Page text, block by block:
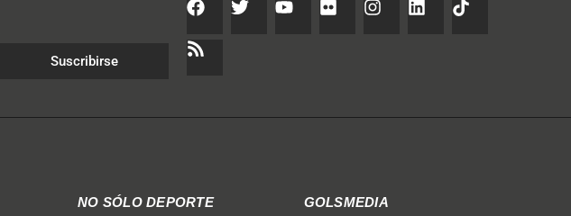
Suscribirse
NO SÓLO DEPORTE GOLSMEDIA